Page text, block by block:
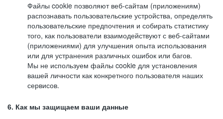
Файлы cookie позволяют веб-сайтам (приложениям)
распознавать пользовательские устройства, определять
пользовательские предпочтения и собирать статистику
того, как пользователи взаимодействуют с веб-сайтами
(приложениями) для улучшения опыта использования
или для устранения различных ошибок или багов.
Мы не используем файлы cookie для установления
вашей личности как конкретного пользователя наших
сервисов.
6. Как мы защищаем ваши данные